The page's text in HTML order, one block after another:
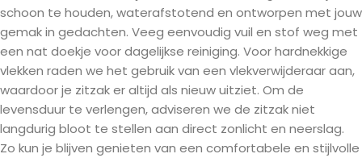
schoon te houden, waterafstotend en ontworpen met jouw
gemak in gedachten. Veeg eenvoudig vuil en stof weg met
een nat doekje voor dagelijkse reiniging. Voor hardnekkige
vlekken raden we het gebruik van een vlekverwijderaar aan,
waardoor je zitzak er altijd als nieuw uitziet. Om de
levensduur te verlengen, adviseren we de zitzak niet
langdurig bloot te stellen aan direct zonlicht en neerslag.
Zo kun je blijven genieten van een comfortabele en stijlvolle